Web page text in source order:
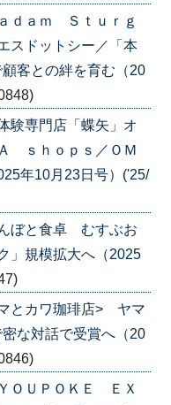
ｄａｍ Ｓｔｕｒｇ
スドットシー／「本
客との絆を育む（20
験専門店「蝶矢」オ
ｓｈｏｐｓ／ＯＭ
年10月23日号）('25/
ぼと食卓 むすぶお
」規模拡大へ（2025
とカワ珈琲店> ヤマ
な対話で受賞へ（20
ＯＵＰＯＫＥ ＥＸ